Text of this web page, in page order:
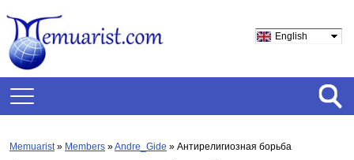
English
Memuarist» Members »Andre_Gide » Антирелигиозная борьба